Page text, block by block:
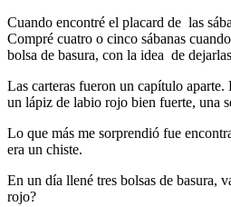
Cuando encontré el placard de las
Compré cuatro o cinco sábanas
bolsa de basura, con la idea de
Las carteras fueron un capítulo aparte.
un lápiz de labio rojo bien fuerte, una
Lo que más me sorprendió fue
era un chiste.
En un día llené tres bolsas de basura,
rojo?